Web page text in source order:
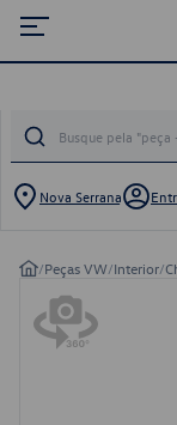
Nova Serrana
/Peças VW/Interior/